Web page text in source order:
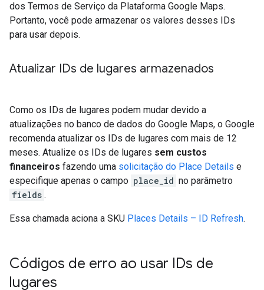
dos Termos de Serviço da Plataforma Google Maps.
Portanto, você pode armazenar os valores desses IDs
para usar depois.
Atualizar IDs de lugares armazenados
Como os IDs de lugares podem mudar devido a
atualizações no banco de dados do Google Maps, o Google
recomenda atualizar os IDs de lugares com mais de 12
meses. Atualize os IDs de lugares sem custos
financeiros fazendo uma solicitação do Place Details e
especifique apenas o campo place_id no parâmetro
fields .
Essa chamada aciona a SKU Places Details – ID Refresh.
Códigos de erro ao usar IDs de
lugares